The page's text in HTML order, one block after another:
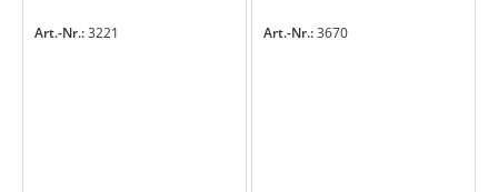
Art.-Nr.:3221 Art.-Nr.:3670